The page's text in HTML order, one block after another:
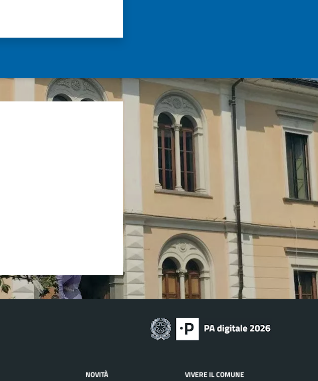
NOVITÀ VIVERE IL COMUNE